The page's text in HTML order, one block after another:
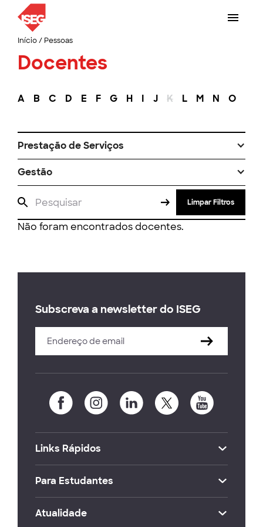
Início/ Pessoas
Docentes
A B C D E F G H I J K L M N O
Prestação de Serviços
Gestão
Limpar Filtros
Não foram encontrados docentes.
Subscreva a newsletter do ISEG
Links Rápidos
Para Estudantes
Atualidade